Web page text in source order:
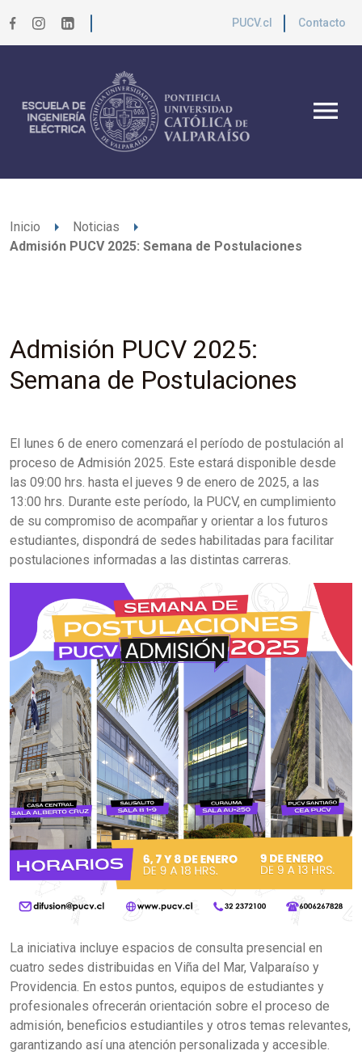
PUCV.cl Contacto
menu
Inicio arrow_right Noticias arrow_right
Admisión PUCV 2025: Semana de Postulaciones
Admisión PUCV 2025:
Semana de Postulaciones
El lunes 6 de enero comenzará el período de postulación al
proceso de Admisión 2025. Este estará disponible desde
las 09:00 hrs. hasta el jueves 9 de enero de 2025, a las
13:00 hrs. Durante este período, la PUCV, en cumplimiento
de su compromiso de acompañar y orientar a los futuros
estudiantes, dispondrá de sedes habilitadas para facilitar
postulaciones informadas a las distintas carreras.
La iniciativa incluye espacios de consulta presencial en
cuatro sedes distribuidas en Viña del Mar, Valparaíso y
Providencia. En estos puntos, equipos de estudiantes y
profesionales ofrecerán orientación sobre el proceso de
admisión, beneficios estudiantiles y otros temas relevantes,
garantizando así una atención personalizada y accesible.